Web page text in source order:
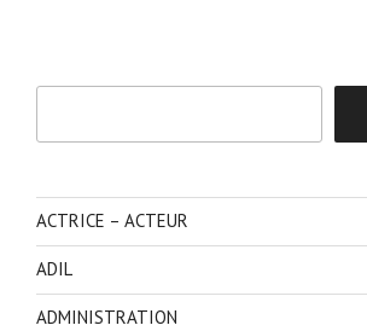
ACTRICE – ACTEUR
ADIL
ADMINISTRATION